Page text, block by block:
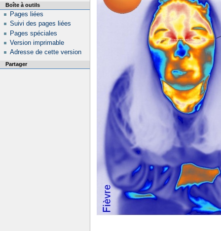
Boîte à outils
Pages liées
Suivi des pages liées
Pages spéciales
Version imprimable
Adresse de cette version
Partager